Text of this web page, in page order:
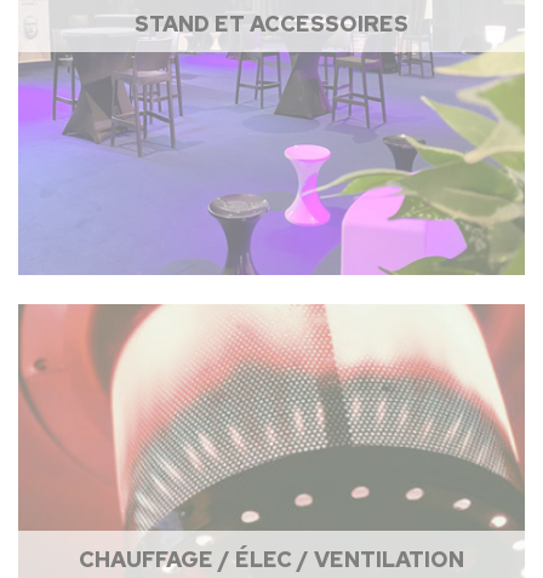
STAND ET ACCESSOIRES
CHAUFFAGE / ÉLEC / VENTILATION